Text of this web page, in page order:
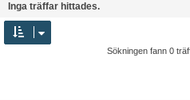
Inga träffar hittades.
Sökningen fann 0